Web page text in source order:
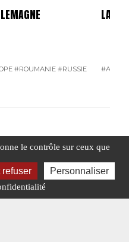
#ROUMANIE #RUSSIE
LA
le contrôle sur ceux que
refuser Personnaliser